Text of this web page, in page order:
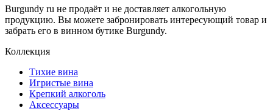
Burgundy ru не продаёт и не доставляет алкогольную
продукцию. Вы можете забронировать интересующий товар и
забрать его в винном бутике Burgundy.
Коллекция
Тихие вина
Игристые вина
Крепкий алкоголь
Аксессуары